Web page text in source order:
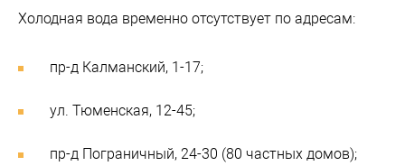
Холодная вода временно отсутствует по адресам:
пр-д Калманский, 1-17;
ул. Тюменская, 12-45;
пр-д Пограничный, 24-30 (80 частных домов);